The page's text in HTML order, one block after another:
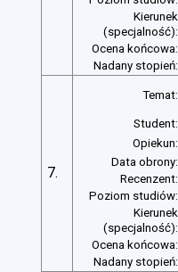
Kierunek
(specjalność):
Ocena końcowa:
Nadany stopień:
7.
Temat:
Student:
Opiekun:
Data obrony:
Recenzent:
Poziom studiów:
Kierunek
(specjalność):
Ocena końcowa:
Nadany stopień: